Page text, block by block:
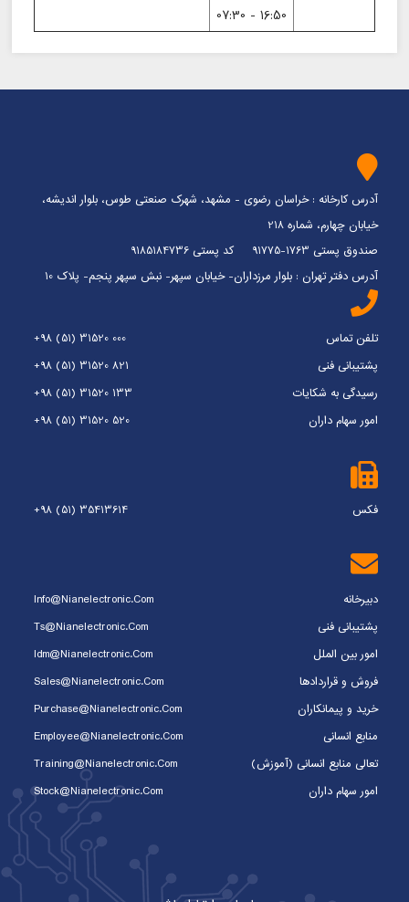
16:50 - 07:30
آدرس کارخانه : خراسان رضوی - مشهد، شهرک صنعتی طوس، بلوار اندیشه،
خیابان چهارم، شماره 218
صندوق پستی 1763-91775 کد پستی 9185184736
آدرس دفتر تهران : بلوار مرزداران- خیابان سپهر- نبش سپهر پنجم- پلاک 10
تلفن تماس
+98 (51) 31520 000
پشتیبانی فنی
+98 (51) 31520 821
رسیدگی به شکایات
+98 (51) 31520 133
امور سهام داران
+98 (51) 31520 520
فکس +98 (51) 35413614
دبیرخانه
Info@nianelectronic.com
پشتیبانی فنی
Ts@nianelectronic.com
امور بین الملل
Idm@nianelectronic.com
فروش و قراردادها
Sales@nianelectronic.com
خرید و پیمانکاران
Purchase@nianelectronic.com
منابع انسانی
Employee@nianelectronic.com
تعالی منابع انسانی (آموزش)
Training@nianelectronic.com
امور سهام داران
Stock@nianelectronic.com